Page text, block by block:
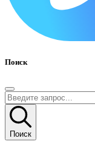
Поиск
Поиск